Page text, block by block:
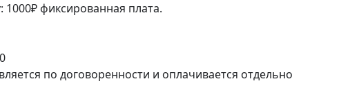
фиксированная плата.
по договоренности и оплачивается отдельно